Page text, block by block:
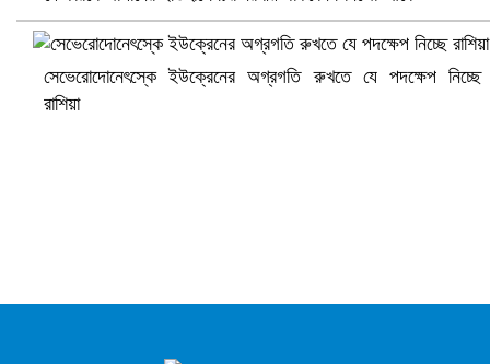
সেভেরোদোনেৎস্কে ইউক্রেনের অগ্রগতি রুখতে যে পদক্ষেপ নিচ্ছে
রাশিয়া